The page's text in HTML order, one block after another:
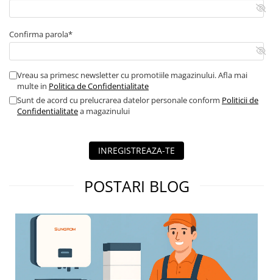
Confirma parola*
Vreau sa primesc newsletter cu promotiile magazinului. Afla mai
multe in Politica de Confidentialitate
Sunt de acord cu prelucrarea datelor personale conform Politicii de
Confidentialitatea magazinului
INREGISTREAZA-TE
POSTARI BLOG